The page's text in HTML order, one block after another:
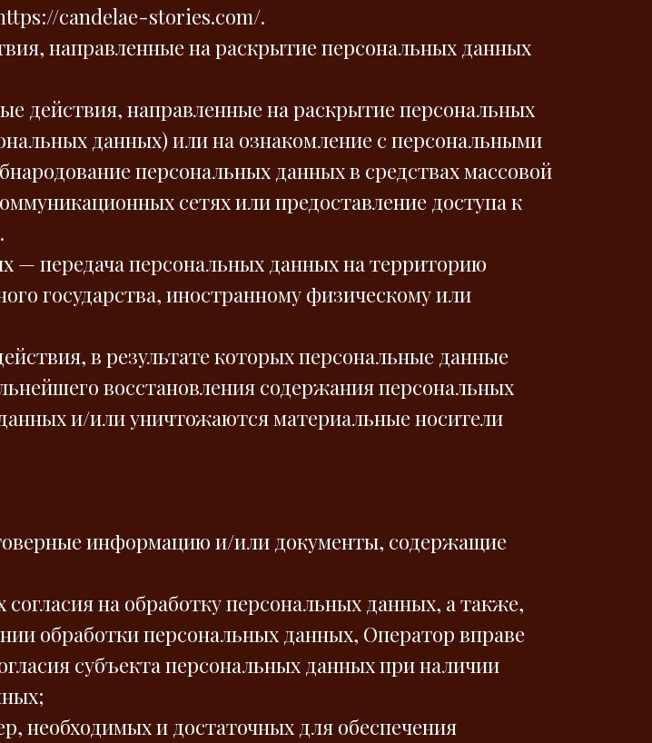
candelae-stories.com/.
направленные на раскрытие персональных данных
действия, направленные на раскрытие персональных
данных) или на ознакомление с персональными
персональных данных в средствах массовой
сетях или предоставление доступа к
— передача персональных данных на территорию
государства, иностранному физическому или
в результате которых персональные данные
восстановления содержания персональных
и/или уничтожаются материальные носители
информацию и/или документы, содержащие
на обработку персональных данных, а также,
обработки персональных данных, Оператор вправе
субъекта персональных данных при наличии
необходимых и достаточных для обеспечения